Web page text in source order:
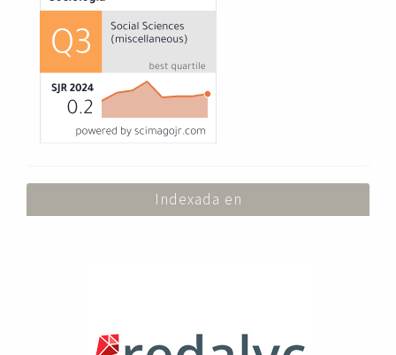
Indexada en